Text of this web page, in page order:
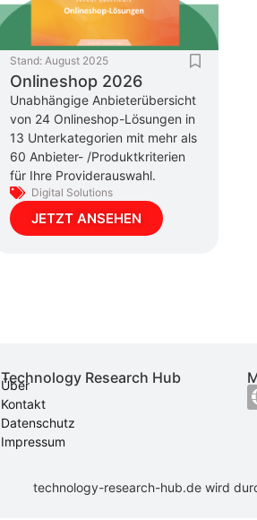
Stand: August 2025
Onlineshop 2026
Unabhängige Anbieterübersicht
von 24 Onlineshop-Lösungen in
13 Unterkategorien mit mehr als
60 Anbieter- /Produktkriterien
für Ihre Providerauswahl.
Digital Solutions
JETZT ANSEHEN
Technology Research Hub
Über
Kontakt
Datenschutz
Impressum
technology-research-hub.de wird